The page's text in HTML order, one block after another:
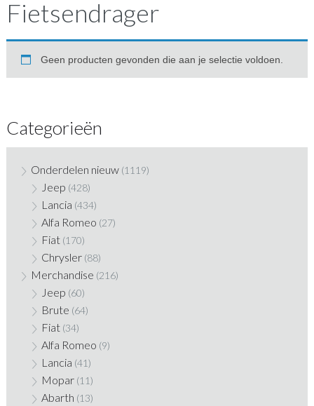
Fietsendrager
Geen producten gevonden die aan je selectie voldoen.
Categorieën
Onderdelen nieuw (1119)
Jeep (428)
Lancia (434)
Alfa Romeo (27)
Fiat (170)
Chrysler (88)
Merchandise (216)
Jeep (60)
Brute (64)
Fiat (34)
Alfa Romeo (9)
Lancia (41)
Mopar (11)
Abarth (13)